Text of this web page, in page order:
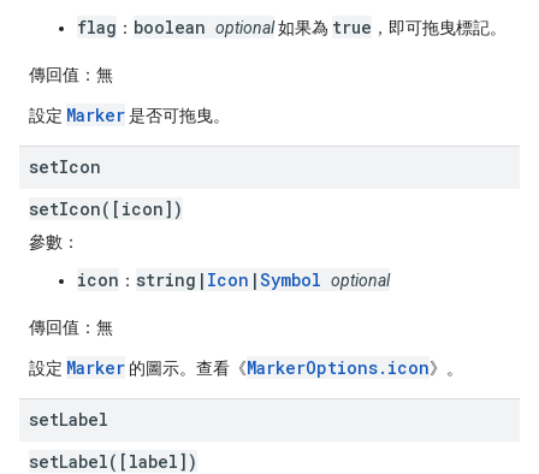
flag ： boolean optional如果為 true ，即可拖曳標記。
傳回值： 無
設定 Marker是否可拖曳。
setIcon
setIcon([icon])
參數：
icon ： string| Icon |Symbol optional
傳回值： 無
設定 Marker 的圖示。查看《MarkerOptions.icon》。
setLabel
setLabel([label])